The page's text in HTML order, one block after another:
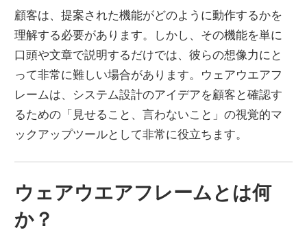
More
顧客は、提案された機能がどのように動作するかを
理解する必要があります。しかし、その機能を単に
口頭や文章で説明するだけでは、彼らの想像力にと
って非常に難しい場合があります。ウェアウエアフ
レームは、システム設計のアイデアを顧客と確認す
るための「見せること、言わないこと」の視覚的マ
ックアップツールとして非常に役立ちます。
ウェアウエアフレームとは何
か？